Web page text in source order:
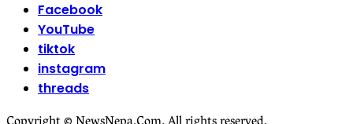
Facebook
YouTube
tiktok
instagram
threads